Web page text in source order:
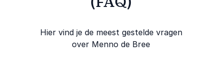
Hier vind je de meest gestelde vragen
over Menno de Bree